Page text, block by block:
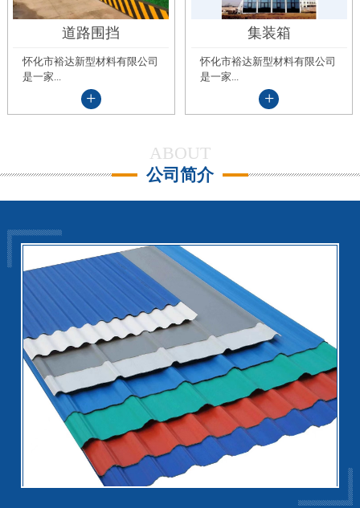
道路围挡
怀化市裕达新型材料有限公司
是一家...
+
集装箱
怀化市裕达新型材料有限公司
是一家...
+
ABOUT
公司简介